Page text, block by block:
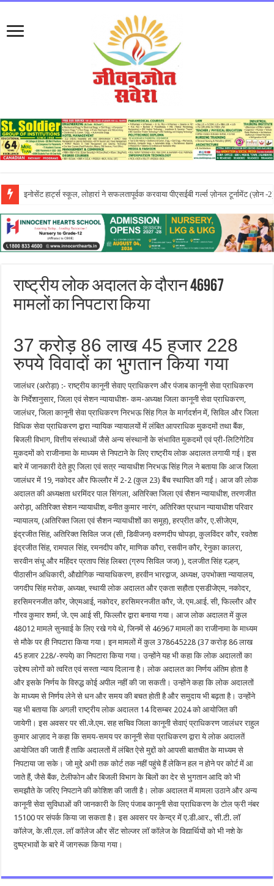
लायलपुर खालसा कॉलेज फॉर विमेन, जालंधर की पूनम ने GNDU यूनिवर्सिटी एग्जाम में चौथा
राष्ट्रीय लोक अदालत के दौरान 46967
मामलों का निपटारा किया
37 करोड़ 86 लाख 45 हजार 228
रुपये विवादों का भुगतान किया गया
जालंधर (अरोड़ा) :- राष्ट्रीय कानूनी सेवाए प्राधिकरण और पंजाब कानूनी सेवा प्राधिकरण
के निर्देशानुसार, जिला एवं सेशन न्यायाधीश- कम-अध्यक्ष जिला कानूनी सेवा प्राधिकरण,
जालंधर, जिला कानूनी सेवा प्राधिकरण निरभऊ सिंह गिल के मार्गदर्शन में, सिविल और जिला
विधिक सेवा प्राधिकरण द्वारा न्यायिक न्यायालयों में लंबित आपराधिक मुकदमों तथा बैंक,
बिजली विभाग, वित्तीय संस्थाओं जैसे अन्य संस्थानों के संभावित मुकदमों एवं प्री-लिटिगेटिव
मुकदमों को राजीनामा के माध्यम से निपटाने के लिए राष्ट्रीय लोक अदालत लगायी गई। इस
बारे में जानकारी देते हुए जिला एवं सत्र न्यायाधीश निरभऊ सिंह गिल ने बताया कि आज जिला
जालंधर में 19, नकोदर और फिल्लौर में 2-2 (कुल 23) बैंच स्थापित की गईं। आज की लोक
अदालत की अध्यक्षता धरमिंदर पाल सिंगला, अतिरिक्त जिला एवं सैशन न्यायाधीश, तरणजीत
अरोड़ा, अतिरिक्त सेशन न्यायाधीश, वनीत कुमार नारंग, अतिरिक्त प्रधान न्यायाधीश परिवार
न्यायालय, (अतिरिक्त जिला एवं सैशन न्यायाधीशों का समूह), हरप्रीत कौर, ए.सीजेएम,
इंद्रजीत सिंह, अतिरिक्त सिविल जज (सी¸ डिवीजन) वरुणदीप चोपड़ा, कुलविंदर कौर, रवतेश
इंद्रजीत सिंह, रामपाल सिंह, रमनदीप कौर, माणिक कौरा, रसवीन कौर, रेनुका कालरा,
सरवीन संधू और महिंदर प्रताप सिंह लिबरा (ग्रुप सिविल जज) ), दलजीत सिंह रल्हन,
पीठासीन अधिकारी, औद्योगिक न्यायाधिकरण, हरवीन भारद्वाज, अध्यक्ष, उपभोक्ता न्यायालय,
जगदीप सिंह मरोक, अध्यक्ष, स्थायी लोक अदालत और एकता सहौता एसडीजेएम, नकोदर,
हरसिमरनजीत कौर, जेएमआई, नकोदर, हरसिमरनजीत कौर, जे. एम.आई. सी, फिल्लौर और
गौरव कुमार शर्मा, जे. एम आई सी, फिल्लौर द्वारा बनाया गया। आज लोक अदालत में कुल
48012 मामले सुनवाई के लिए रखे गये थे, जिनमें से 46967 मामलों का राजीनामा के माध्यम
से मौके पर ही निपटारा किया गया। इन मामलों में कुल 378645228 (37 करोड़ 86 लाख
45 हजार 228/-रुपये) का निपटारा किया गया। उन्होंने यह भी कहा कि लोक अदालतों का
उद्देश्य लोगों को त्वरित एवं सस्ता न्याय दिलाना है। लोक अदालत का निर्णय अंतिम होता है
और इसके निर्णय के विरुद्ध कोई अपील नहीं की जा सकती। उन्होंने कहा कि लोक अदालतों
के माध्यम से निर्णय लेने से धन और समय की बचत होती है और समुदाय भी बढ़ता है। उन्होंने
यह भी बताया कि अगली राष्ट्रीय लोक अदालत 14 दिसम्बर 2024 को आयोजित की
जायेगी। इस अवसर पर सी.जे.एम. सह सचिव जिला कानूनी सेवाएं प्राधिकरण जालंधर राहुल
कुमार आज़ाद ने कहा कि समय-समय पर कानूनी सेवा प्राधिकरण द्वारा ये लोक अदालतें
आयोजित की जाती हैं ताकि अदालतों में लंबित ऐसे मुद्दों को आपसी बातचीत के माध्यम से
निपटाया जा सके। जो मुद्दे अभी तक कोर्ट तक नहीं पहुंचे हैं लेकिन हल न होने पर कोर्ट में आ
जाते हैं, जैसे बैंक, टेलीफोन और बिजली विभाग के बिलों का देर से भुगतान आदि को भी
समझौते के जरिए निपटाने की कोशिश की जाती है। लोक अदालत में मामला उठाने और अन्य
कानूनी सेवा सुविधाओं की जानकारी के लिए पंजाब कानूनी सेवा प्राधिकरण के टोल फ्री नंबर
15100 पर संपर्क किया जा सकता है। इस अवसर पर केन्द्र में ए.डी.आर., सी.टी. लॉ
कॉलेज, के.सी.एल. लॉ कॉलेज और सेंट सोल्जर लॉ कॉलेज के विद्यार्थियों को भी नशे के
दुष्प्रभावों के बारे में जागरूक किया गया।